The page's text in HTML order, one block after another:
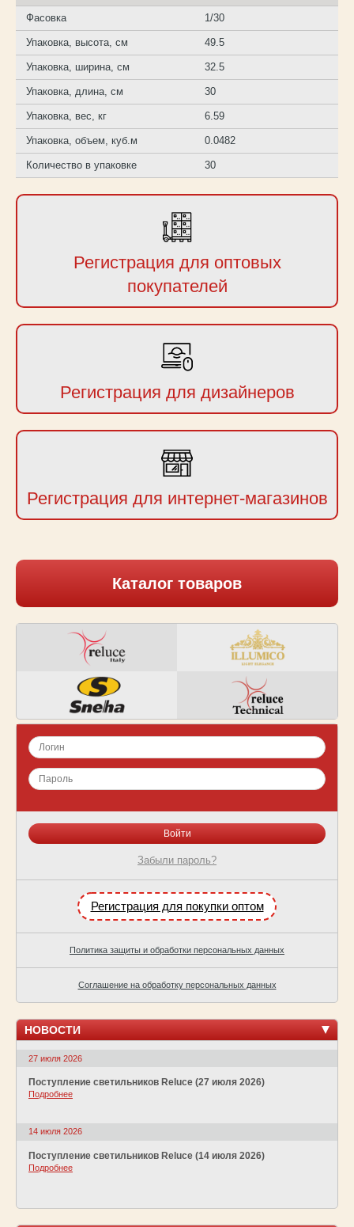
Фасовка 1/30
Упаковка, высота, см 49.5
Упаковка, ширина, см 32.5
Упаковка, длина, см 30
Упаковка, вес, кг 6.59
Упаковка, объем, куб.м 0.0482
Количество в упаковке 30
Регистрация для оптовых
покупателей
Регистрация для дизайнеров
Регистрация для интернет-магазинов
Каталог товаров
Забыли пароль?
Регистрация для покупки оптом
Политика защиты и обработки персональных данных
Соглашение на обработку персональных данных
НОВОСТИ
27 июля 2026
Поступление светильников Reluce (27 июля 2026)
Подробнее
14 июля 2026
Поступление светильников Reluce (14 июля 2026)
Подробнее